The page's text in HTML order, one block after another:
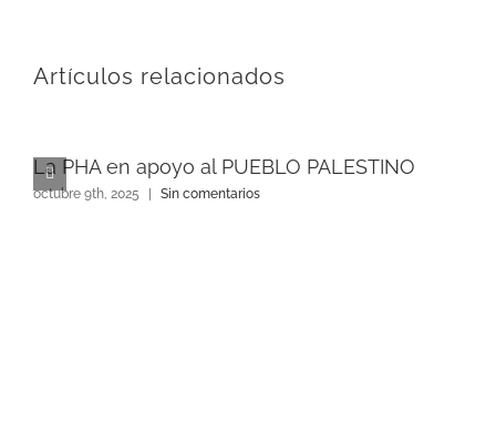
Artículos relacionados
La PHA en apoyo al PUEBLO PALESTINO
octubre 9th, 2025 Sin comentarios